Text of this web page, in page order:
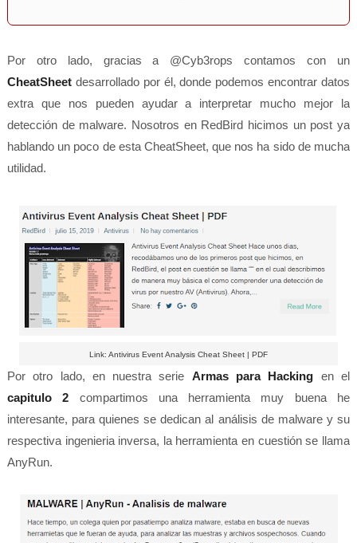
Por otro lado, gracias a @Cyb3rops contamos con un
CheatSheet desarrollado por él, donde podemos encontrar datos
extra que nos pueden ayudar a interpretar mucho mejor la
detección de malware. Nosotros en RedBird hicimos un post ya
hablando un poco de esta CheatSheet, que nos ha sido de mucha
utilidad.
Link: Antivirus Event Analysis Cheat Sheet | PDF
Por otro lado, en nuestra serie Armas para Hacking en el
capitulo 2 compartimos una herramienta muy buena he
interesante, para quienes se dedican al análisis de malware y su
respectiva ingenieria inversa, la herramienta en cuestión se llama
AnyRun.